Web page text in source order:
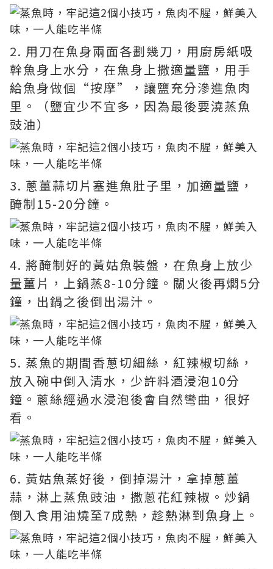
2. 用刀在魚身兩面各劃幾刀，用廚房紙吸
幹魚身上水分，在魚身上撒適量鹽，用手
給魚身做個“按摩”，讓鹽充分滲進魚肉
里。（鹽宜少不宜多，因為最後要澆蒸魚
豉油）
3. 蔥薑蒜切片塞進魚肚子里，加適量鹽，
醃制15-20分鐘。
4. 將醃制好的黃姑魚裝盤，在魚身上放少
量薑片，上鍋蒸8-10分鐘。關火後再燜5分
鐘，出鍋之後倒出湯汁。
5. 蒸魚的期間香蔥切細絲，紅辣椒切絲，
放入碗中倒入清水，少許料酒浸泡10分
鐘。蔥絲經過水浸泡後會自然彎曲，很好
看。
6. 黃姑魚蒸好後，倒掉湯汁，拿掉蔥薑
蒜，淋上蒸魚豉油，撒蔥花紅辣椒。炒鍋
倒入食用油燒至7成熱，趁熱淋到魚身上。